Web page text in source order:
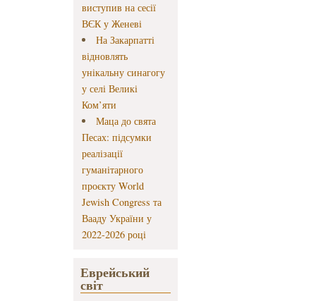
виступив на сесії
ВЄК у Женеві
На Закарпатті
відновлять
унікальну синагогу
у селі Великі
Ком’яти
Маца до свята
Песах: підсумки
реалізації
гуманітарного
проєкту World
Jewish Congress та
Вааду України у
2022-2026 році
Еврейський
світ